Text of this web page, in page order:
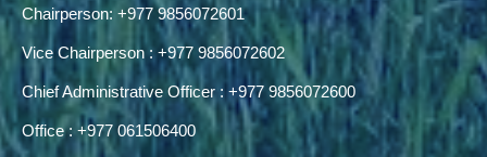
Chairperson: +977 9856072601
Vice Chairperson : +977 9856072602
Chief Administrative Officer : +977 9856072600
Office : +977 061506400